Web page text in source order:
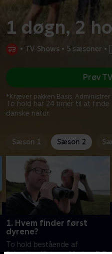
1 døgn, 2
• TV-Shows • 5 sæsoner •
To hold har 24 timer til at
danske natur.
Prøv
*Kræver pakken Basis. Administrer
Sæson 1 Sæson 2
1. Hvem finder først
dyrene?
To hold bestående af